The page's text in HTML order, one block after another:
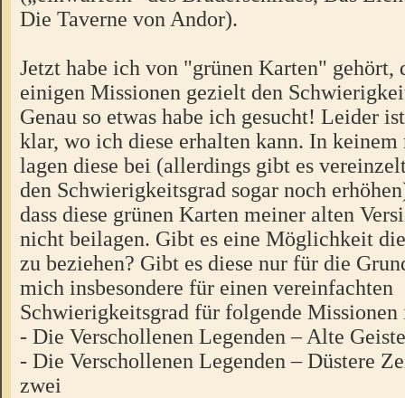
Die Taverne von Andor).
Jetzt habe ich von "grünen Karten" gehört,
einigen Missionen gezielt den
Genau so etwas habe ich gesucht! Leider
klar, wo ich diese erhalten kann. In keinem
lagen diese bei (allerdings gibt es
den Schwierigkeitsgrad sogar noch
dass diese grünen Karten meiner alten
nicht beilagen. Gibt es eine Möglichkeit
zu beziehen? Gibt es diese nur für die
mich insbesondere für einen vereinfachten
Schwierigkeitsgrad für folgende Missionen
- Die Verschollenen Legenden – Alte
- Die Verschollenen Legenden – Düstere
zwei